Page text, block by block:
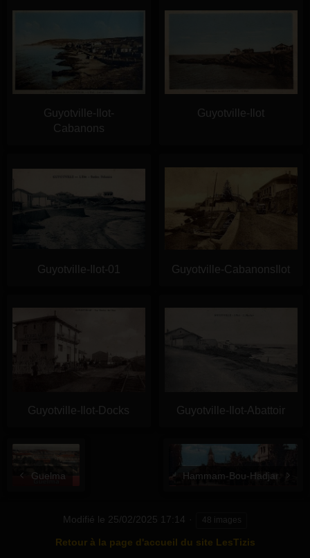
Guyotville-Ilot-
Cabanons
Guyotville-Ilot
Guyotville-Ilot-01 Guyotville-CabanonsIlot
Guyotville-Ilot-Docks Guyotville-Ilot-Abattoir
Guelma Hammam-Bou-Hadjar
Modifié le 25/02/2025 17:14 48 images
Retour à la page d'accueil du site LesTizis